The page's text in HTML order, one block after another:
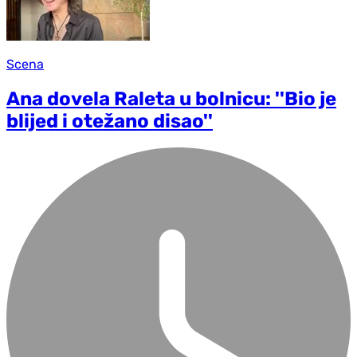
Scena
Ana dovela Raleta u bolnicu: ''Bio je
blijed i otežano disao''